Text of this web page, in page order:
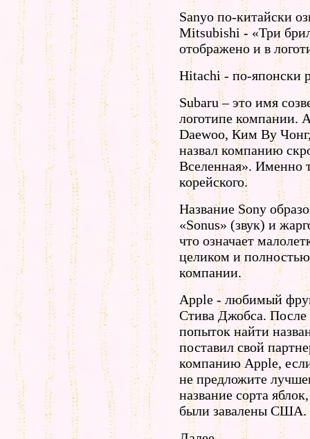
Sanyo по-китайски
Mitsubishi - «Три
отображено и в
Hitachi - по-японски
Subaru – это имя
логотипе компании.
Daewoo, Ким Ву
назвал компанию
Вселенная». Именно
корейского.
Название Sony
«Sonus» (звук) и
что означает
целиком и
компании.
Apple - любимый
Стива Джобса.
попыток найти
поставил свой
компанию Apple,
не предложите
название сорта
были завалены США.